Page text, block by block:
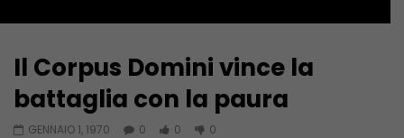
Fuoco Incrociato… in Libia
Il Corpus Domini vince la
battaglia con la paura
GENNAIO 1, 1970 0 0 0